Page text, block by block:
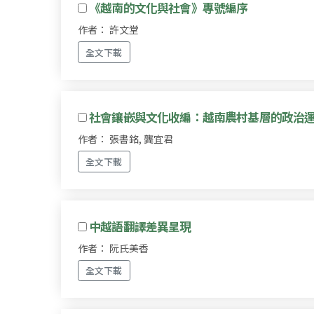
《越南的文化與社會》專號編序
作者： 許文堂
全文下載
社會鑲嵌與文化收編：越南農村基層的政治
作者： 張書銘, 龔宜君
全文下載
中越語翻譯差異呈現
作者： 阮氏美香
全文下載